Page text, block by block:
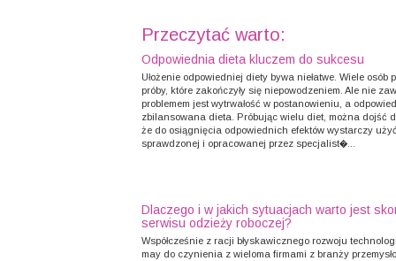
Przeczytać warto:
Odpowiednia dieta kluczem do sukcesu
Ułożenie odpowiedniej diety bywa niełatwe. Wiele osób
próby, które zakończyły się niepowodzeniem. Ale nie
problemem jest wytrwałość w postanowieniu, a
zbilansowana dieta. Próbując wielu diet, można dojść
że do osiągnięcia odpowiednich efektów wystarczy
sprawdzonej i opracowanej przez specjalist�...
Dlaczego i w jakich sytuacjach warto jest
serwisu odzieży roboczej?
Współcześnie z racji błyskawicznego rozwoju
may do czynienia z wieloma firmami z branży